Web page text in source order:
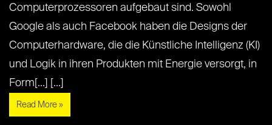
Computerprozessoren aufgebaut sind. Sowohl
Google als auch Facebook haben die Designs der
Computerhardware, die die Künstliche Intelligenz (KI)
und Logik in ihren Produkten mit Energie versorgt, in
Form[...] [...]
Read More »